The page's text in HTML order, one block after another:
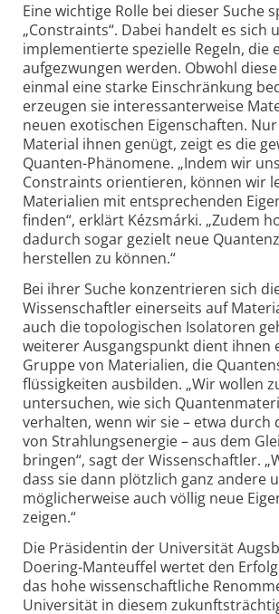
Eine wichtige Rolle bei dieser Suche
„Constraints“. Dabei handelt es sich
implementierte spezielle Regeln, die
aufgezwungen werden. Obwohl
einmal eine starke Einschränkung
erzeugen sie interessanter­weise
neuen exotischen Eigenschaften.
Material ihnen genügt, zeigt es die
Quanten-Phänomene. „Indem wir
Constraints orientieren, können wir
Materialien mit entsprechenden
finden“, erklärt Kézsmárki. „Zudem
dadurch sogar gezielt neue
herstellen zu können.“
Bei ihrer Suche konzentrieren sich
Wissenschaftler einerseits auf
auch die topologischen Isolatoren
weiterer Ausgangs­punkt dient ihnen
Gruppe von Materialien, die
flüssigkeiten ausbilden. „Wir wollen
untersuchen, wie sich
verhalten, wenn wir sie – etwa durch
von Strahlungsenergie – aus dem
bringen“, sagt der Wissenschaftler.
dass sie dann plötzlich ganz andere
möglicherweise auch völlig neue
zeigen.“
Die Präsidentin der Universität
Doering-Manteuffel wertet den
das hohe wissen­schaftliche
Universität in diesem